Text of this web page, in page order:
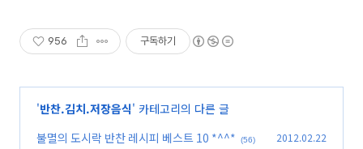
956 구독하기
'반찬.김치.저장음식' 카테고리의 다른 글
불멸의 도시락 반찬 레시피 베스트 10 *^^*
(56) 2012.02.22